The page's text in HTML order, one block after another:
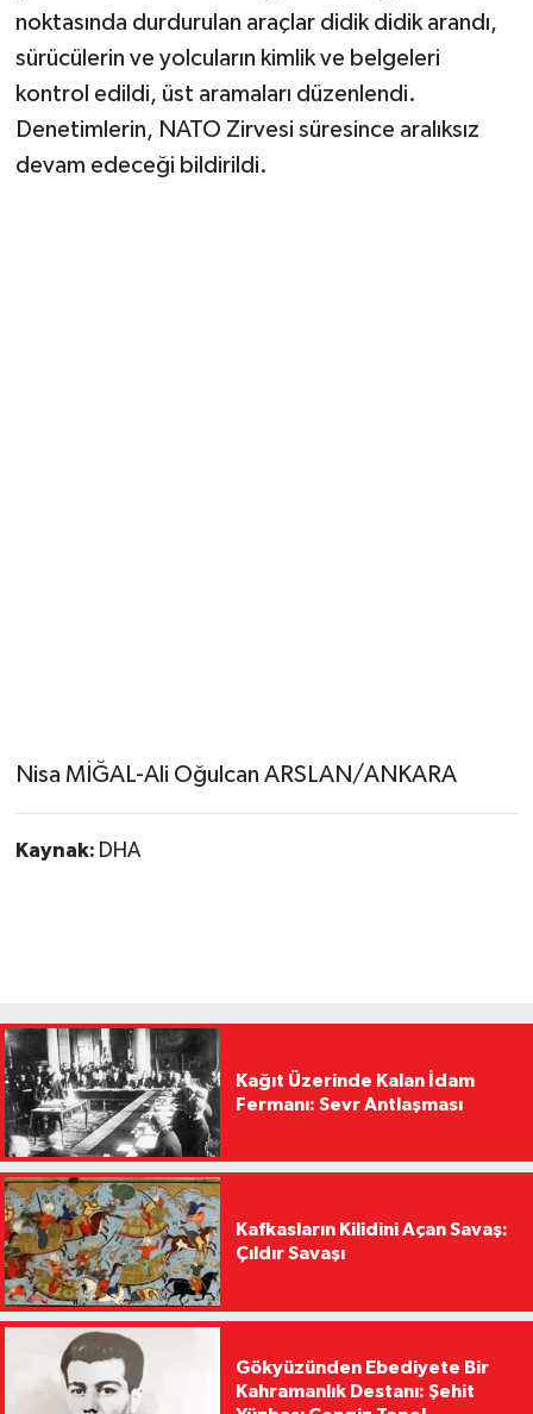
noktasında durdurulan araçlar didik didik arandı,
sürücülerin ve yolcuların kimlik ve belgeleri
kontrol edildi, üst aramaları düzenlendi.
Denetimlerin, NATO Zirvesi süresince aralıksız
devam edeceği bildirildi.
Nisa MİĞAL-Ali Oğulcan ARSLAN/ANKARA
Kaynak: DHA
Kağıt Üzerinde Kalan İdam
Fermanı: Sevr Antlaşması
Kafkasların Kilidini Açan Savaş:
Çıldır Savaşı
Gökyüzünden Ebediyete Bir
Kahramanlık Destanı: Şehit